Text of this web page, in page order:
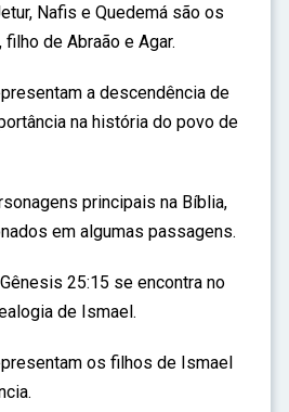
Nafis e Quedemá são os
de Abraão e Agar.
a descendência de
na história do povo de
principais na Bíblia,
em algumas passagens.
25:15 se encontra no
de Ismael.
os filhos de Ismael